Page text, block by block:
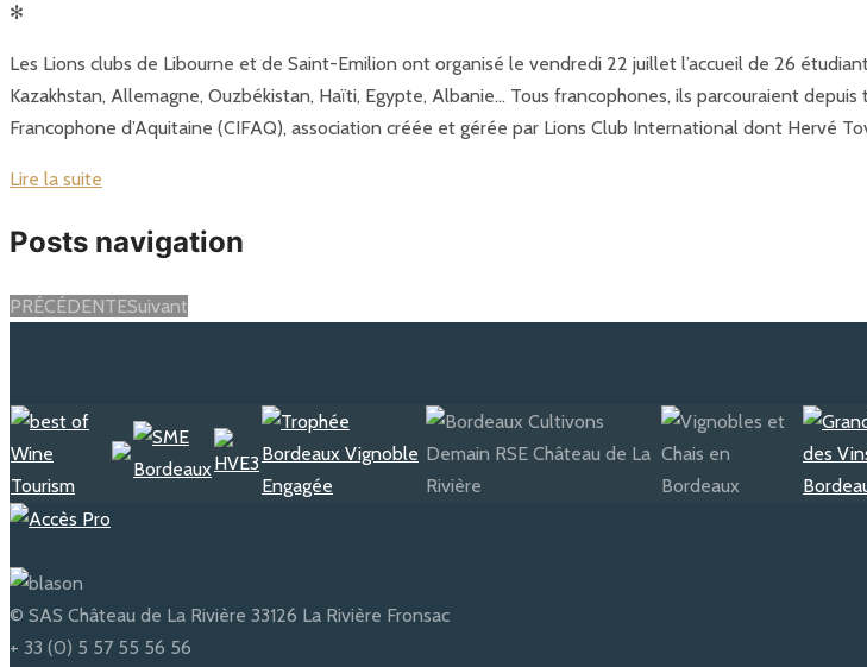
✻
Les Lions clubs de Libourne et de Saint-Emilion ont organisé le vendredi 22 juillet l’accueil de 26
Kazakhstan, Allemagne, Ouzbékistan, Haïti, Egypte, Albanie… Tous francophones, ils parcouraient
Francophone d’Aquitaine (CIFAQ), association créée et gérée par Lions Club International dont Hervé
Lire la suite
Posts navigation
PRÉCÉDENTESuivant
© SAS Château de La Rivière 33126 La Rivière Fronsac
+ 33 (0) 5 57 55 56 56